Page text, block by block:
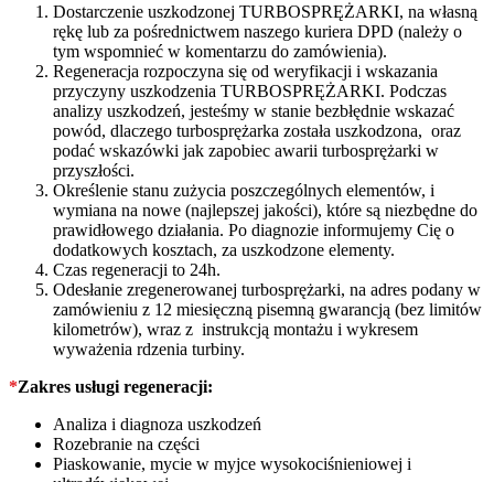
Dostarczenie uszkodzonej TURBOSPRĘŻARKI, na własną
rękę lub za pośrednictwem naszego kuriera DPD (należy o
tym wspomnieć w komentarzu do zamówienia).
Regeneracja rozpoczyna się od weryfikacji i wskazania
przyczyny uszkodzenia TURBOSPRĘŻARKI. Podczas
analizy uszkodzeń, jesteśmy w stanie bezbłędnie wskazać
powód, dlaczego turbosprężarka została uszkodzona, oraz
podać wskazówki jak zapobiec awarii turbosprężarki w
przyszłości.
Określenie stanu zużycia poszczególnych elementów, i
wymiana na nowe (najlepszej jakości), które są niezbędne do
prawidłowego działania. Po diagnozie informujemy Cię o
dodatkowych kosztach, za uszkodzone elementy.
Czas regeneracji to 24h.
Odesłanie zregenerowanej turbosprężarki, na adres podany w
zamówieniu z 12 miesięczną pisemną gwarancją (bez limitów
kilometrów), wraz z instrukcją montażu i wykresem
wyważenia rdzenia turbiny.
*Zakres usługi regeneracji:
Analiza i diagnoza uszkodzeń
Rozebranie na części
Piaskowanie, mycie w myjce wysokociśnieniowej i